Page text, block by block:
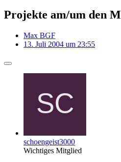
Projekte am/um den
Max BGF
13. Juli 2004 um 23:55
schoengeist3000
Wichtiges Mitglied